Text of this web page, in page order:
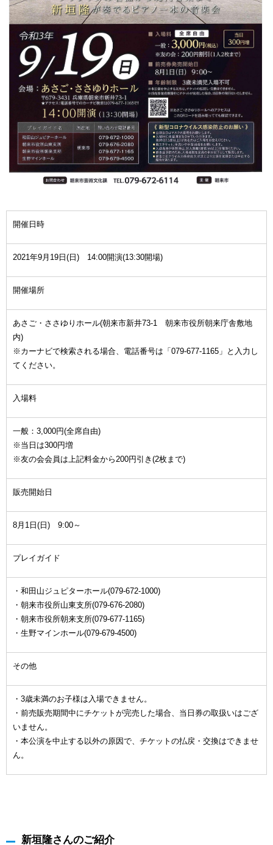
開催日時
2021年9月19日(日) 14:00開演(13:30開場)
開催場所
あさご・ささゆりホール(朝来市新井73-1 朝来市役所朝来庁舎敷地
内)
※カーナビで検索される場合、電話番号は「079-677-1165」と入力し
てください。
入場料
一般：3,000円(全席自由)
※当日は300円増
※友の会会員は上記料金から200円引き(2枚まで)
販売開始日
8月1日(日) 9:00～
プレイガイド
・和田山ジュピターホール(079-672-1000)
・朝来市役所山東支所(079-676-2080)
・朝来市役所朝来支所(079-677-1165)
・生野マインホール(079-679-4500)
その他
・3歳未満のお子様は入場できません。
・前売販売期間中にチケットが完売した場合、当日券の取扱いはござ
いません。
・本公演を中止する以外の原因で、チケットの払戻・交換はできませ
ん。
新垣隆さんのご紹介